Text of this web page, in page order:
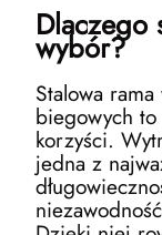
Dlaczego
wybór?
Stalowa
biegowych
korzyści.
jedna z